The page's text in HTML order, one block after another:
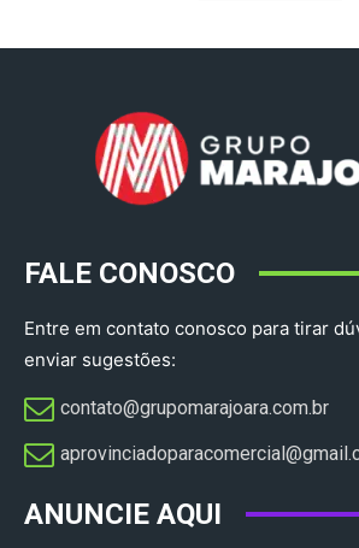
FALE CONOSCO
Entre em contato conosco para tirar
enviar sugestões:
contato@grupomarajoara.com.br
ANUNCIE AQUI